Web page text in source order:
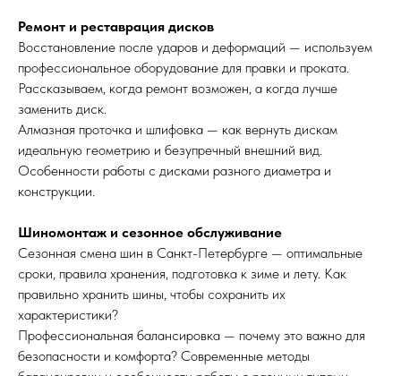
Ремонт и реставрация дисков
Восстановление после ударов и деформаций — используем
профессиональное оборудование для правки и проката.
Рассказываем, когда ремонт возможен, а когда лучше
заменить диск.
Алмазная проточка и шлифовка — как вернуть дискам
идеальную геометрию и безупречный внешний вид.
Особенности работы с дисками разного диаметра и
конструкции.
Шиномонтаж и сезонное обслуживание
Сезонная смена шин в Санкт-Петербурге — оптимальные
сроки, правила хранения, подготовка к зиме и лету. Как
правильно хранить шины, чтобы сохранить их
характеристики?
Профессиональная балансировка — почему это важно для
безопасности и комфорта? Современные методы